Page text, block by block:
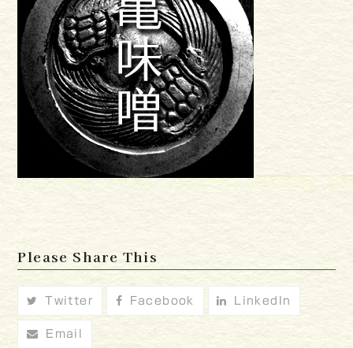
Please Share This
Twitter Facebook LinkedIn
Email